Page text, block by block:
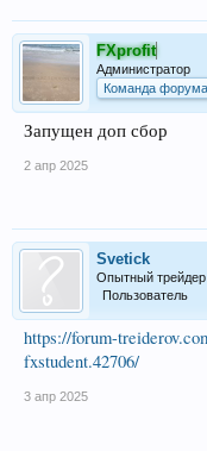
FXprofit
Администратор
Команда форума
Запущен доп сбор
2 апр 2025
Svetick
Опытный трейдер
Пользователь
https://forum-
fxstudent.42706/
3 апр 2025